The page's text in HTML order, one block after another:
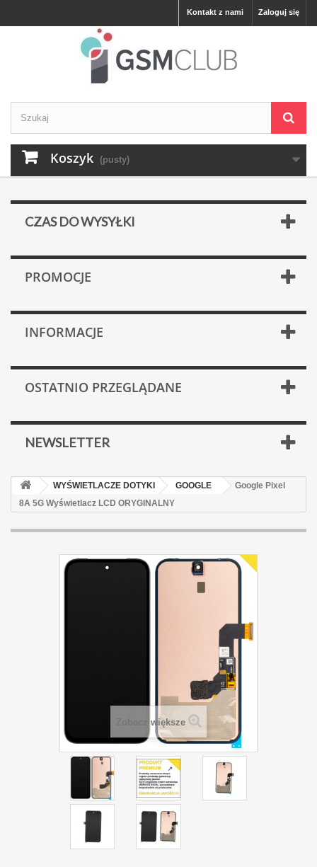
Zaloguj się
Kontakt z nami
Koszyk (pusty)
CZAS DO WYSYŁKI
PROMOCJE
INFORMACJE
OSTATNIO PRZEGLĄDANE
NEWSLETTER
WYŚWIETLACZE DOTYKI GOOGLE
Google Pixel
8A 5G Wyświetlacz LCD ORYGINALNY
Zobacz większe